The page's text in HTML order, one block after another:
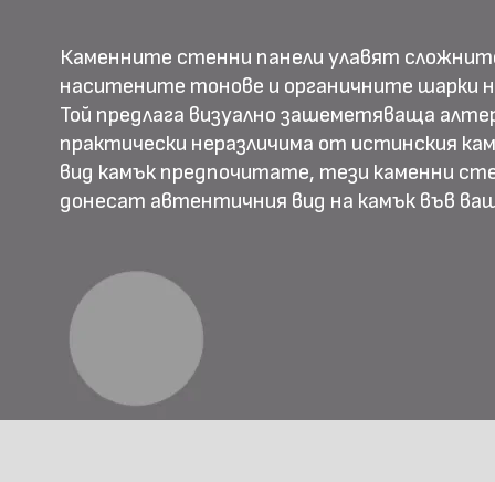
Каменните стенни панели улавят
наситените тонове и органичните шарки
Той предлага визуално зашеметяваща
практически неразличима от истинския
вид камък предпочитате, тези каменни
донесат автентичния вид на камък във